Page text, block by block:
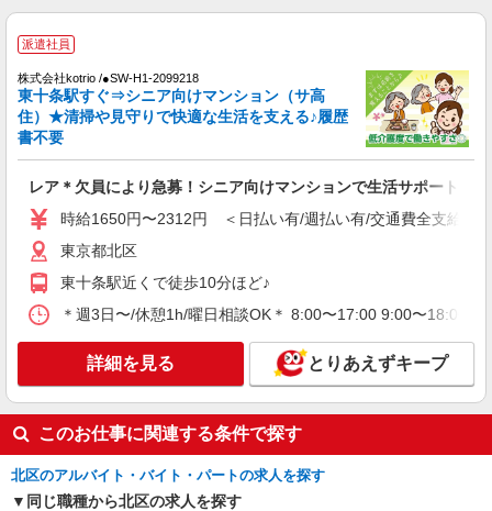
東京都北区浮間3-25-2
詳細を見る
契約社員
介護職員（ヘルパー）（介護助手）
東京都北区堀船1-23-8 ◆東京メトロ/都電荒川
線の王子駅からは徒歩10分程度です！
キープ 詳細を見る
派遣社員
株式会社トラストグロース 新宿本社 第3営業部
時給：無資格1300円〜1350円 初任者
1400円〜1500円 実務者1500円〜1600円
派遣社員
株式会社kotrio /●SW-H1-2099218
東十条駅すぐ⇒シニア向けマンション（サ高
住）★清掃や見守りで快適な生活を支える♪履歴
書不要
レア＊欠員により急募！シニア向けマンションで生活サポート
時給1650円〜2312円 ＜日払い有/週払い有/交通費全支給(ガ
東京都北区
東十条駅近くで徒歩10分ほど♪
＊週3日〜/休憩1h/曜日相談OK＊ 8:00〜17:00 9:00〜18:00
詳細を見る とりあえずキープ
このお仕事に関連する条件で探す
北区のアルバイト・バイト・パートの求人を探す
同じ職種から北区の求人を探す